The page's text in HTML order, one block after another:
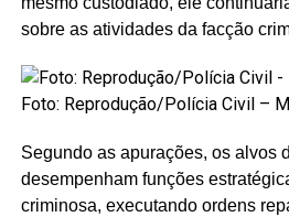
sobre as atividades da facção
Foto: Reprodução/Polícia Civil –
Segundo as apurações, os alvos
desempenham funções
criminosa, executando ordens